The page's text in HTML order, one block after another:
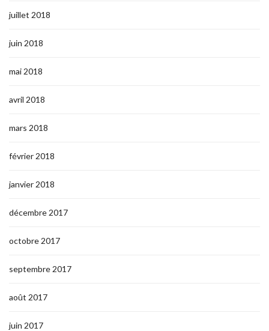
juillet 2018
juin 2018
mai 2018
avril 2018
mars 2018
février 2018
janvier 2018
décembre 2017
octobre 2017
septembre 2017
août 2017
juin 2017